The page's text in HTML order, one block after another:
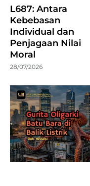
L687: Antara
Kebebasan
Individual dan
Penjagaan Nilai
Moral
28/07/2026